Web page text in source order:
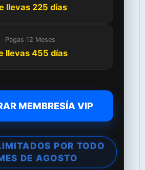
llevas 225 días
Pagas 12 Meses
llevas 455 días
MEMBRESÍA VIP
POR TODO
DE AGOSTO